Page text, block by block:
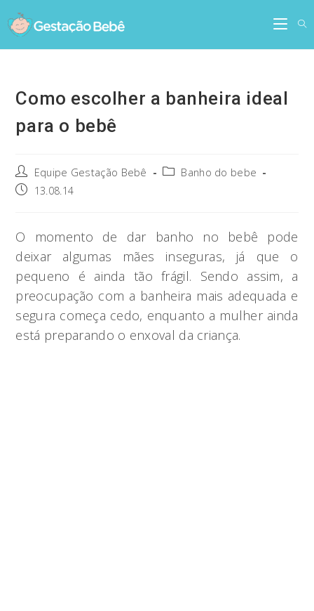
to
content
Como escolher a banheira ideal
para o bebê
Post
author:
Equipe Gestação Bebê
PostBanho do bebe
Post13.08.14
O momento de dar banho no bebê pode
deixar algumas mães inseguras, já que o
pequeno é ainda tão frágil. Sendo assim, a
preocupação com a banheira mais adequada e
segura começa cedo, enquanto a mulher ainda
está preparando o enxoval da criança.